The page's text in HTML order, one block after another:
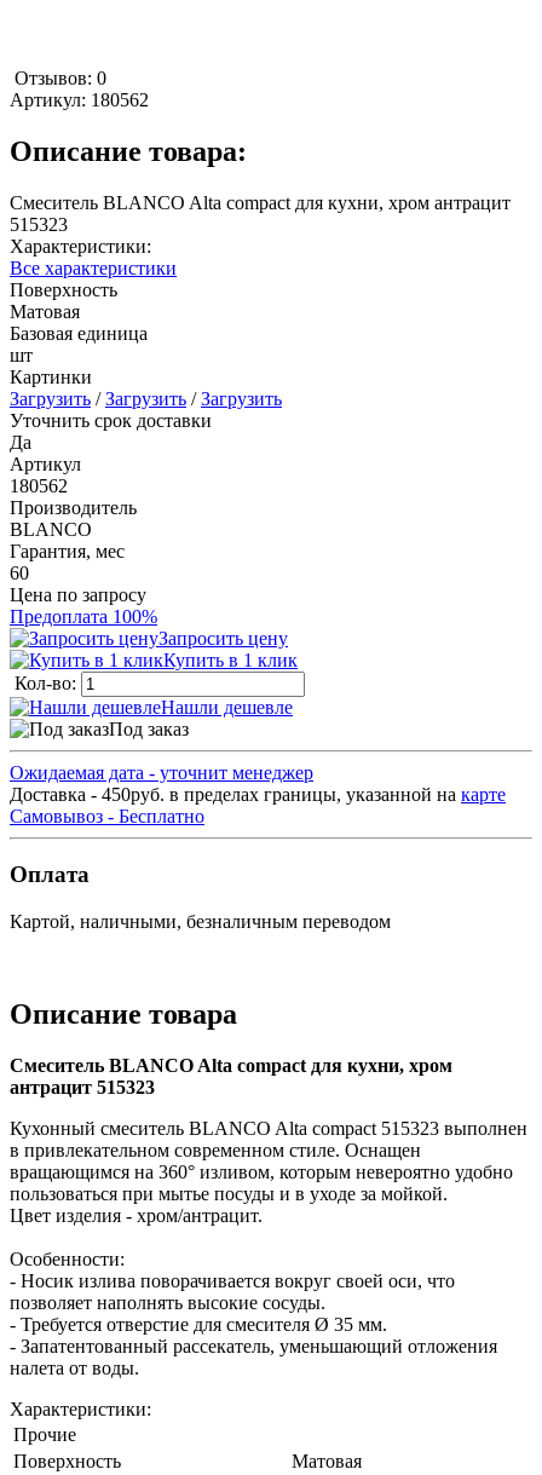
Отзывов: 0
Артикул: 180562
Описание товара:
Смеситель BLANCO Alta compact для кухни, хром антрацит
515323
Характеристики:
Все характеристики
Поверхность
Матовая
Базовая единица
шт
Картинки
Загрузить /Загрузить /Загрузить
Уточнить срок доставки
Да
Артикул
180562
Производитель
BLANCO
Гарантия, мес
60
Цена по запросу
Предоплата 100%
Запросить цену
Купить в 1 клик
Кол-во:
Нашли дешевле
Под заказ
Ожидаемая дата - уточнит менеджер
Доставка - 450руб. в пределах границы, указанной на карте
Самовывоз - Бесплатно
Оплата
Картой, наличными, безналичным переводом
Описание товара
Смеситель BLANCO Alta compact для кухни, хром
антрацит 515323
Кухонный смеситель BLANCO Alta compact 515323 выполнен
в привлекательном современном стиле. Оснащен
вращающимся на 360° изливом, которым невероятно удобно
пользоваться при мытье посуды и в уходе за мойкой.
Цвет изделия - хром/антрацит.
Особенности:
- Носик излива поворачивается вокруг своей оси, что
позволяет наполнять высокие сосуды.
- Требуется отверстие для смесителя Ø 35 мм.
- Запатентованный рассекатель, уменьшающий отложения
налета от воды.
Характеристики:
Прочие
Поверхность
Матовая